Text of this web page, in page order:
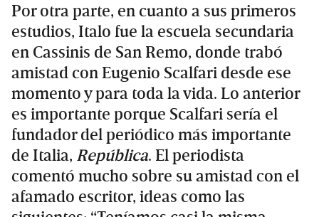
Por otra parte, en cuanto a sus primeros
estudios, Italo fue la escuela secundaria
en Cassinis de San Remo, donde trabó
amistad con Eugenio Scalfari desde ese
momento y para toda la vida. Lo anterior
es importante porque Scalfari sería el
fundador del periódico más importante
de Italia, República. El periodista
comentó mucho sobre su amistad con el
afamado escritor, ideas como las